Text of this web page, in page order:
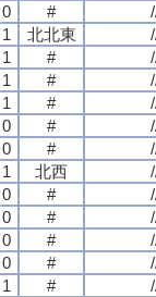
0 #
1 北北東
1 #
1 #
1 #
0 #
0 #
1 北西
0 #
0 #
0 #
0 #
1 #